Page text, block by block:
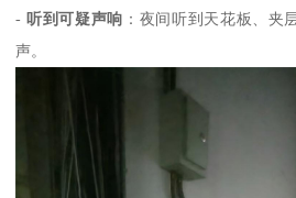
- 听到可疑声响 ：夜间听到天花板、夹
声。